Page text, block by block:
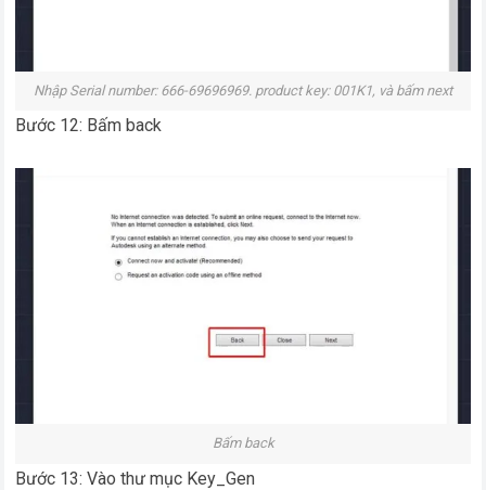
Nhập Serial number: 666-69696969. product key: 001K1, và bấm next
Bước 12: Bấm back
Bấm back
Bước 13: Vào thư mục Key_Gen